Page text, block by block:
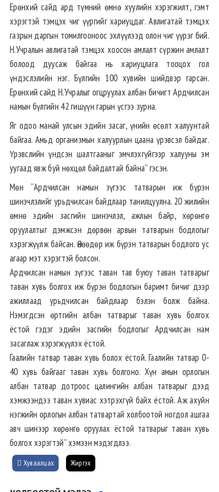
Ерөнхий сайд ард түмний өмнө хуулийн хэрэгжилт, гэмт
хэрэгтэй тэмцэх чиг үүргийг хариуцдаг. Авлигатай тэмцэх
газрын даргын томилгооноос эхлүүлээд олон чиг үүрэг бий.
Н.Учралын авлигатай тэмцэх хоосон амлалт сүржин амлалт
болоод дуусаж байгаа нь хариуцлага тооцох гол
үндэслэлийн нэг. Бүлгийн 100 хувийн шийдвэр гарсан.
Ерөнхий сайд Н.Учралыг огцруулах албан бичигт Ардчилсан
намын бүлгийн 42 гишүүн гарын үсгээ зурна.
Яг одоо манай улсын эдийн засаг, үнийн өсөлт халуунтай
байгаа. Амьд организмын халуурлын цаана үрэвсэл байдаг.
Үрэвслийн үндсэн шалтгааныг эмчлэхгүйгээр халууны эм
уугаад явж буй нөхцөл байдалтай байна” гэсэн.
Мөн “Ардчилсан намын зүгээс татварын иж бүрэн
шинэчлэлийг урьдчилсан байдлаар танилцуулна. 20 жилийн
өмнө эдийн засгийн шинэчлэл, ажлын байр, хөрөнгө
оруулалтыг дэмжсэн дөрвөн арвын татварын бодлогыг
хэрэгжүүлж байсан. Өнөөдөр иж бүрэн татварын бодлого ус
агаар мэт хэрэгтэй болсон.
Ардчилсан намын зүгээс таван тав буюу таван татварыг
таван хувь болгох иж бүрэн бодлогын баримт бичиг дээр
ажиллаад урьдчилсан байдлаар бэлэн болж байна.
Нэмэгдсэн өртгийн албан татварыг таван хувь болгох
ёстой гэдэг эдийн засгийн бодлогыг Ардчилсан нам
засаглаж хэрэгжүүлэх ёстой.
Гаалийн татвар таван хувь болох ёстой. Гаалийн татвар 0-
40 хувь байгааг таван хувь болгоно. Хүн амын орлогын
албан татвар дотроос цалингийн албан татварыг дээд
хэмжээндээ таван хувиас хэтрэхгүй байх ёстой. Аж ахуйн
нэгжийн орлогын албан татвартай холбоотой ногдол ашгаа
авч шинээр хөрөнгө оруулах ёстой татварыг таван хувь
болгох хэрэгтэй” хэмээн мэдэгдлээ.
Хуваалцах Жиргэх